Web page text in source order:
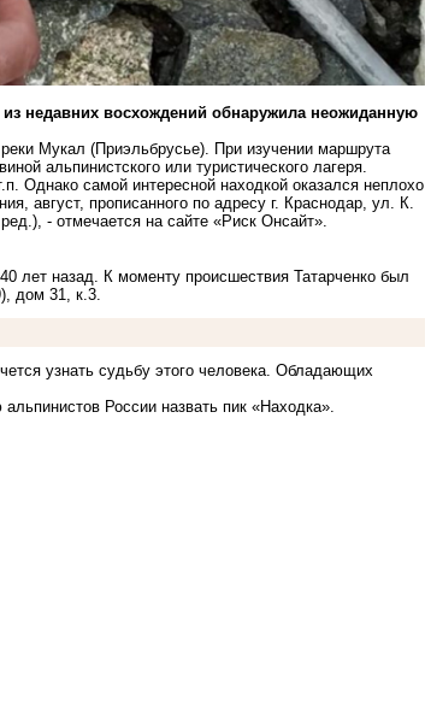
недавних восхождений обнаружила неожиданную
Мукал (Приэльбрусье). При изучении маршрута
альпинистского или туристического лагеря.
Однако самой интересной находкой оказался неплохо
август, прописанного по адресу г. Краснодар, ул. К.
- отмечается на сайте «Риск Онсайт».
лет назад. К моменту происшествия Татарченко был
дом 31, к.3.
узнать судьбу этого человека. Обладающих
России назвать пик «Находка».